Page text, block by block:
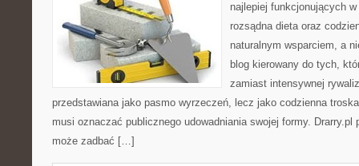
najlepiej funkcjonujących
rozsądna dieta oraz
naturalnym wsparciem, a
blog kierowany do tych,
zamiast intensywnej
przedstawiana jako pasmo wyrzeczeń, lecz jako codzienna
musi oznaczać publicznego udowadniania swojej formy. Drarry.pl
może zadbać […]